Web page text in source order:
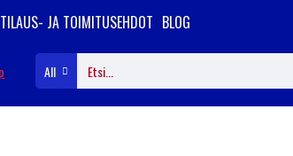
TILAUS- JA TOIMITUSEHDOT BLOG
All